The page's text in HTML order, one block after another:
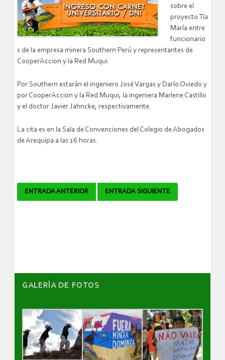
sobre el
proyecto Tía
María entre
funcionario
s de la empresa minera Southern Perú y representantes de
CooperAccion y la Red Muqui.
Por Southern estarán el ingeniero José Vargas y Darío Oviedo y
por CooperAccion y la Red Muqui, la ingeniera Marlene Castillo
y el doctor Javier Jahncke, respectivamente.
La cita es en la Sala de Convenciones del Colegio de Abogados
de Arequipa a las 16 horas.
Navegador
ENTRADA ANTERIOR ENTRADA SIGUIENTE
GALERÌA DE FOTOS